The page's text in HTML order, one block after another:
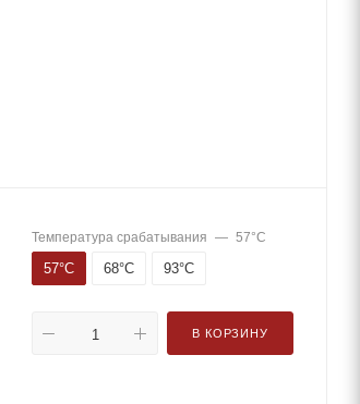
Температура срабатывания — 57°С
57°С 68°С 93°С
В КОРЗИНУ